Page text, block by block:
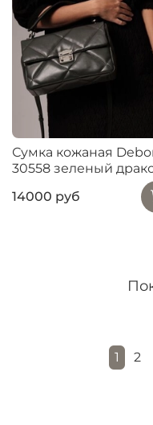
Сумка кожаная
30558 зеленый
14000 руб
1 2